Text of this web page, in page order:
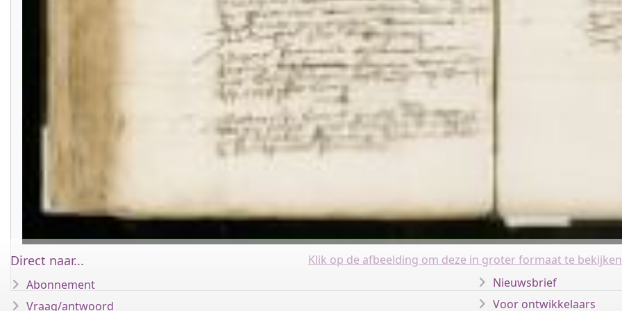
Klik op de afbeelding om deze in groter formaat te
Direct naar...
Abonnement
Vraag/antwoord
Nieuwsbrief
Voor ontwikkelaars